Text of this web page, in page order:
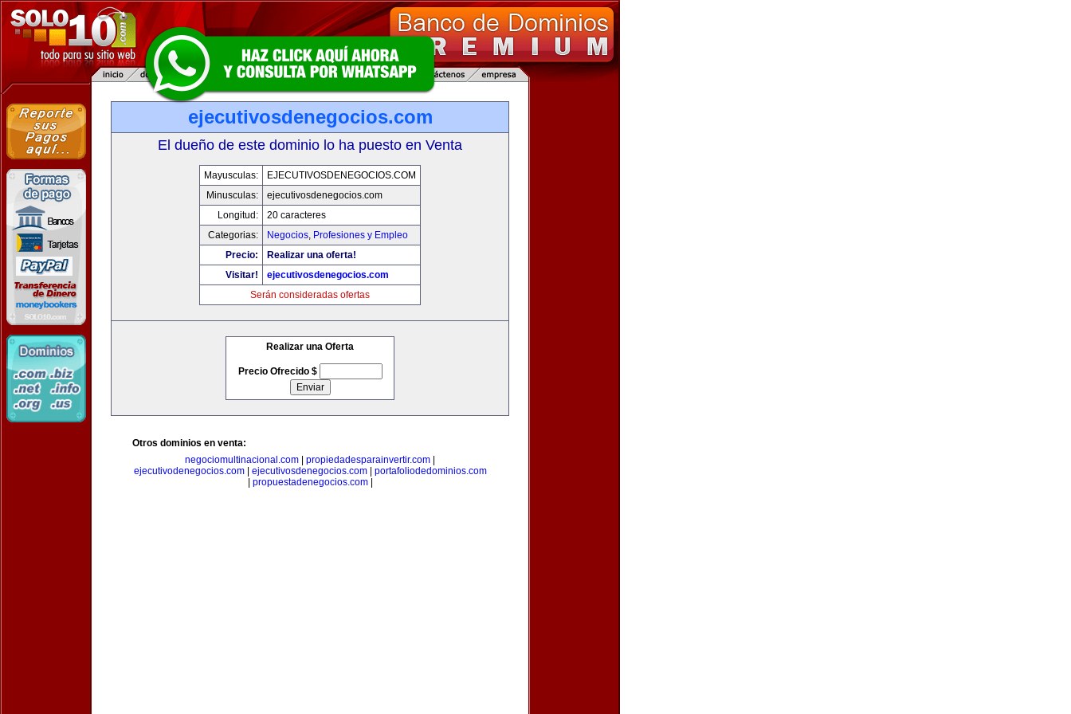
ejecutivosdenegocios.com
El dueño de este dominio lo ha puesto en Venta
Mayusculas:
EJECUTIVOSDENEGOCIOS.COM
Minusculas:
ejecutivosdenegocios.com
Longitud:
20 caracteres
Categorias:
Negocios, Profesiones y Empleo
Precio:
Realizar una oferta!
Visitar!
ejecutivosdenegocios.com
Serán consideradas ofertas
Realizar una Oferta
Precio Ofrecido $
Otros dominios en venta:
negociomultinacional.com
propiedadesparainvertir.com
ejecutivodenegocios.com| ejecutivosdenegocios.com| portafoliodedominios.com
propuestadenegocios.com|